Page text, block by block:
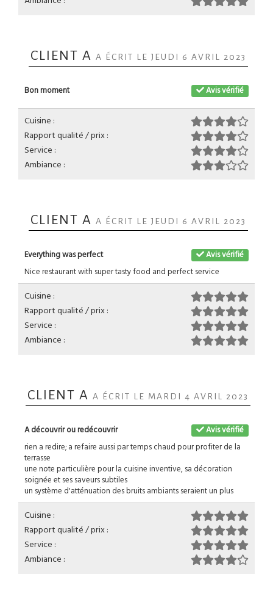
CLIENT A A ÉCRIT LE JEUDI 6 AVRIL 2023
Avis vérifié
Bon moment
Cuisine :
Rapport qualité / prix :
Service :
Ambiance :
CLIENT A A ÉCRIT LE JEUDI 6 AVRIL 2023
Avis vérifié
Everything was perfect
Nice restaurant with super tasty food and perfect service
Cuisine :
Rapport qualité / prix :
Service :
Ambiance :
CLIENT A A ÉCRIT LE MARDI 4 AVRIL 2023
Avis vérifié
A découvrir ou redécouvrir
rien a redire; a refaire aussi par temps chaud pour profiter de la
terrasse
une note particulière pour la cuisine inventive, sa décoration
soignée et ses saveurs subtiles
un système d'atténuation des bruits ambiants seraient un plus
Cuisine :
Rapport qualité / prix :
Service :
Ambiance :